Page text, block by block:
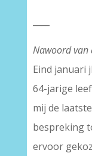
Nawoord van
Eind januari
64-jarige
mij de
bespreking
ervoor